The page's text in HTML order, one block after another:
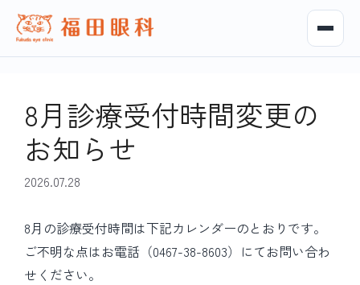
8月診療受付時間変更の
お知らせ
2026.07.28
8月の診療受付時間は下記カレンダーのとおりです。
ご不明な点はお電話（0467-38-8603）にてお問い合わ
せください。